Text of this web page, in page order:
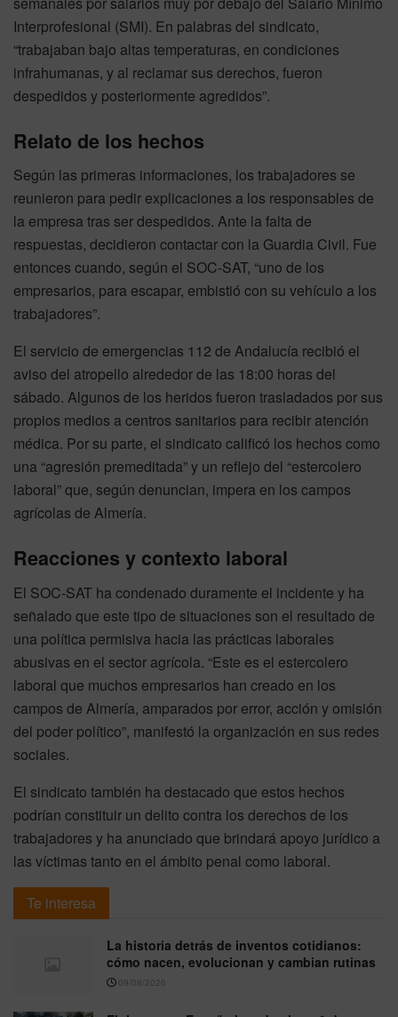
Interprofesional (SMI). En palabras del sindicato,
“trabajaban bajo altas temperaturas, en condiciones
infrahumanas, y al reclamar sus derechos, fueron
despedidos y posteriormente agredidos”.
Relato de los hechos
Según las primeras informaciones, los trabajadores se
reunieron para pedir explicaciones a los responsables de
la empresa tras ser despedidos. Ante la falta de
respuestas, decidieron contactar con la Guardia Civil. Fue
entonces cuando, según el SOC-SAT, “uno de los
empresarios, para escapar, embistió con su vehículo a los
trabajadores”.
El servicio de emergencias 112 de Andalucía recibió el
aviso del atropello alrededor de las 18:00 horas del
sábado. Algunos de los heridos fueron trasladados por sus
propios medios a centros sanitarios para recibir atención
médica. Por su parte, el sindicato calificó los hechos como
una “agresión premeditada” y un reflejo del “estercolero
laboral” que, según denuncian, impera en los campos
agrícolas de Almería.
Reacciones y contexto laboral
El SOC-SAT ha condenado duramente el incidente y ha
señalado que este tipo de situaciones son el resultado de
una política permisiva hacia las prácticas laborales
abusivas en el sector agrícola. “Este es el estercolero
laboral que muchos empresarios han creado en los
campos de Almería, amparados por error, acción y omisión
del poder político”, manifestó la organización en sus redes
sociales.
El sindicato también ha destacado que estos hechos
podrían constituir un delito contra los derechos de los
trabajadores y ha anunciado que brindará apoyo jurídico a
las víctimas tanto en el ámbito penal como laboral.
Te interesa
La historia detrás de inventos cotidianos:
cómo nacen, evolucionan y cambian rutinas
09/08/2026